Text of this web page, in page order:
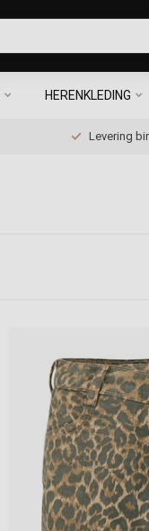
HERENKLEDING
Levering